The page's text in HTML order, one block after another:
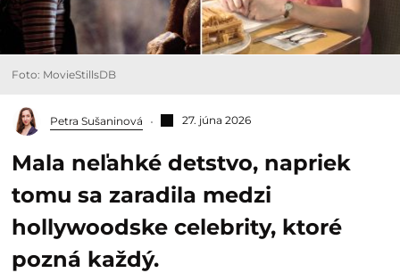
Foto: MovieStillsDB
Petra Sušaninová 27. júna 2026
Mala neľahké detstvo, napriek
tomu sa zaradila medzi
hollywoodske celebrity, ktoré
pozná každý.